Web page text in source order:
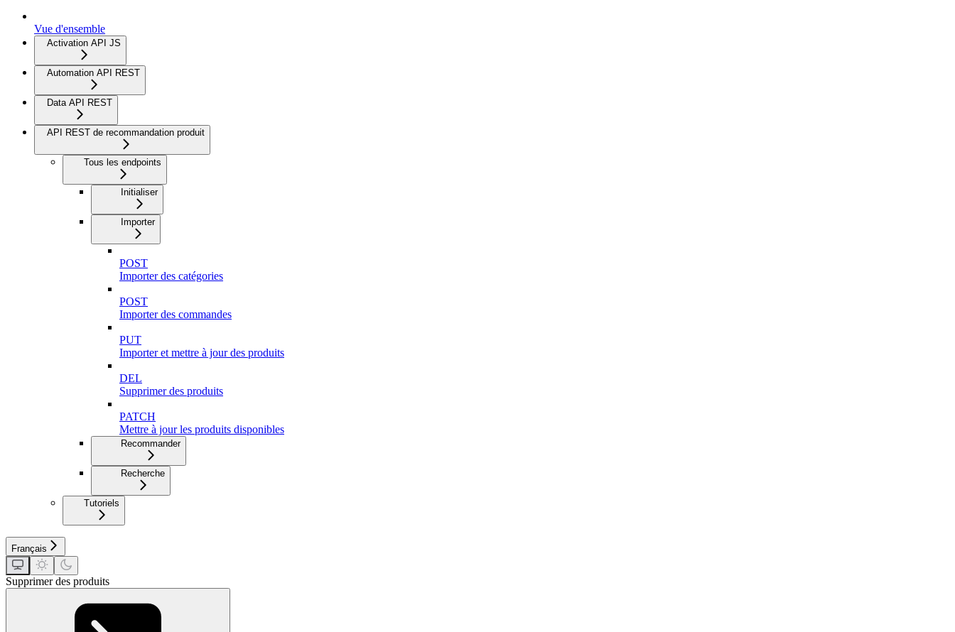
Vue d'ensemble
Activation API JS
Automation API REST
Data API REST
API REST de recommandation produit
Tous les endpoints
Initialiser
Importer
POST
Importer des catégories
POST
Importer des commandes
PUT
Importer et mettre à jour des produits
DEL
Supprimer des produits
PATCH
Mettre à jour les produits disponibles
Recommander
Recherche
Tutoriels
Français
Supprimer des produits